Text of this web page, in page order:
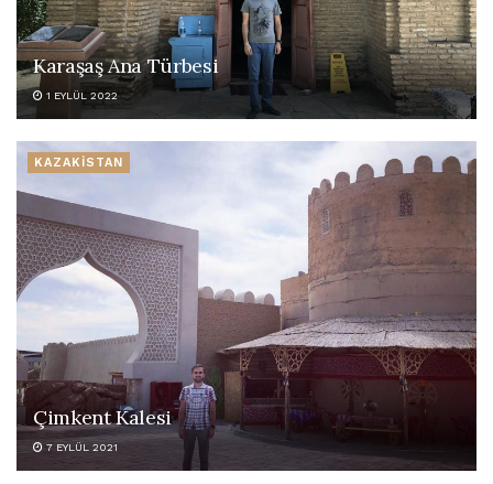
Karaşaş Ana Türbesi
1 EYLÜL 2022
KAZAKİSTAN
Çimkent Kalesi
7 EYLÜL 2021